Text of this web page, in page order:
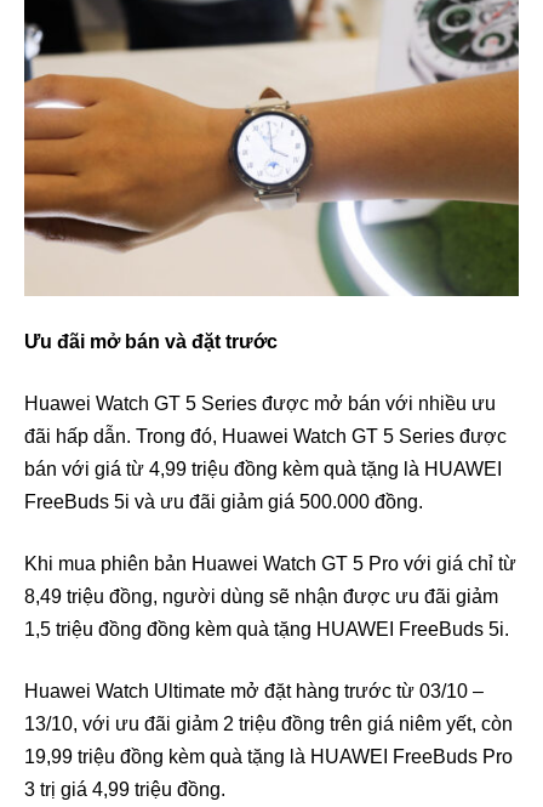
Ưu đãi mở bán và đặt trước
Huawei Watch GT 5 Series được mở bán với nhiều ưu
đãi hấp dẫn. Trong đó, Huawei Watch GT 5 Series được
bán với giá từ 4,99 triệu đồng kèm quà tặng là HUAWEI
FreeBuds 5i và ưu đãi giảm giá 500.000 đồng.
Khi mua phiên bản Huawei Watch GT 5 Pro với giá chỉ từ
8,49 triệu đồng, người dùng sẽ nhận được ưu đãi giảm
1,5 triệu đồng đồng kèm quà tặng HUAWEI FreeBuds 5i.
Huawei Watch Ultimate mở đặt hàng trước từ 03/10 –
13/10, với ưu đãi giảm 2 triệu đồng trên giá niêm yết, còn
19,99 triệu đồng kèm quà tặng là HUAWEI FreeBuds Pro
3 trị giá 4,99 triệu đồng.